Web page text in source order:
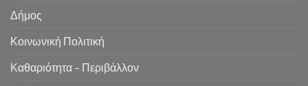
Δήμος
Κοινωνική Πολιτική
Καθαριότητα – Περιβάλλον